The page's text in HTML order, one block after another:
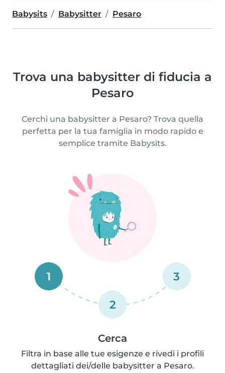
Babysits Babysitter Pesaro
Trova una babysitter di fiducia a
Pesaro
Cerchi una babysitter a Pesaro? Trova quella
perfetta per la tua famiglia in modo rapido e
semplice tramite Babysits.
1
2
3
Cerca
Filtra in base alle tue esigenze e rivedi i profili
dettagliati dei/delle babysitter a Pesaro.